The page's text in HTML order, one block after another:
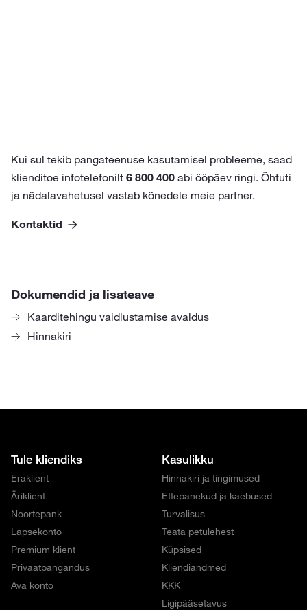
Kui sul tekib pangateenuse kasutamisel probleeme, saad
klienditoe infotelefonilt 6 800 400 abi ööpäev ringi. Õhtuti
ja nädalavahetusel vastab kõnedele meie partner.
Kontaktid
Dokumendid ja lisateave
Kaarditehingu vaidlustamise avaldus
Hinnakiri
Tule kliendiks
Eraklient
Äriklient
Noortepank
Lapsekonto
Premium klient
Privaatpangandus
Ava konto
Kasulikku
Hinnakiri ja tingimused
Ettepanekud ja kaebused
Turvalisus
Teata petulehest
Küpsised
Kliendiandmed
KKK
Ligipääsetavus